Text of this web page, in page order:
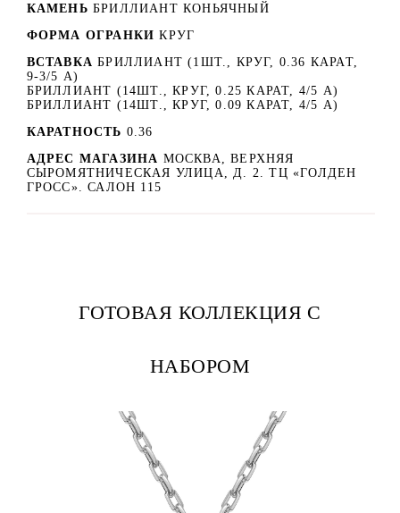
КАМЕНЬ БРИЛЛИАНТ КОНЬЯЧНЫЙ
ФОРМА ОГРАНКИ КРУГ
ВСТАВКА БРИЛЛИАНТ (1ШТ., КРУГ, 0.36 КАРАТ,
9-3/5 А)
БРИЛЛИАНТ (14ШТ., КРУГ, 0.25 КАРАТ, 4/5 А)
БРИЛЛИАНТ (14ШТ., КРУГ, 0.09 КАРАТ, 4/5 А)
КАРАТНОСТЬ 0.36
АДРЕС МАГАЗИНА МОСКВА, ВЕРХНЯЯ
СЫРОМЯТНИЧЕСКАЯ УЛИЦА, Д. 2. ТЦ «ГОЛДЕН
ГРОСС». САЛОН 115
ГОТОВАЯ КОЛЛЕКЦИЯ С
НАБОРОМ